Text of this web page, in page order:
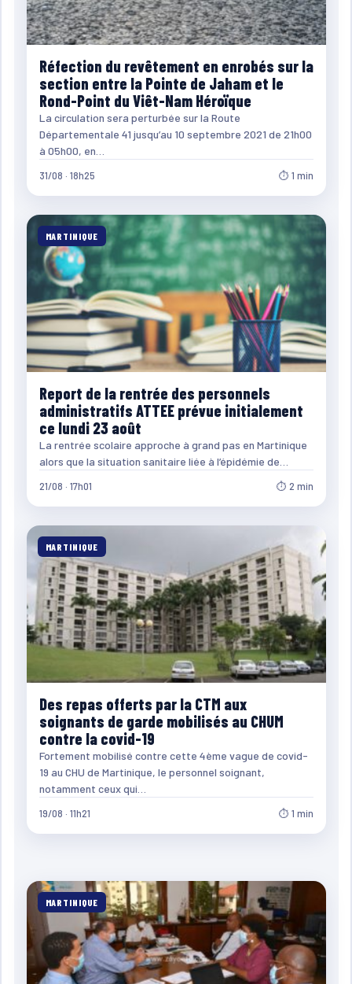
Réfection du revêtement en enrobés sur la
section entre la Pointe de Jaham et le
Rond-Point du Viêt-Nam Héroïque
La circulation sera perturbée sur la Route
Départementale 41 jusqu’au 10 septembre 2021 de 21h00
à 05h00, en…
31/08 · 18h25 ⏱ 1 min
MARTINIQUE
Report de la rentrée des personnels
administratifs ATTEE prévue initialement
ce lundi 23 août
La rentrée scolaire approche à grand pas en Martinique
alors que la situation sanitaire liée à l’épidémie de…
21/08 · 17h01 ⏱ 2 min
MARTINIQUE
Des repas offerts par la CTM aux
soignants de garde mobilisés au CHUM
contre la covid-19
Fortement mobilisé contre cette 4ème vague de covid-
19 au CHU de Martinique, le personnel soignant,
notamment ceux qui…
19/08 · 11h21 ⏱ 1 min
MARTINIQUE